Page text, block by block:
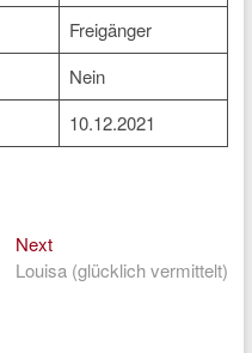
Freigänger
Nein
10.12.2021
NextNext
post:
Louisa (glücklich vermittelt)